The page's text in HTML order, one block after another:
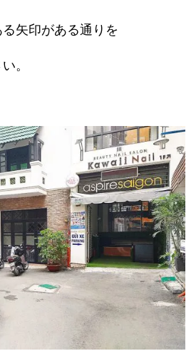
矢印がある通りを
。